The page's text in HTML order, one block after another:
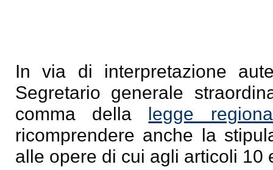
In via di interpretazione
Segretario generale
comma della legge
ricomprendere anche la
alle opere di cui agli articoli